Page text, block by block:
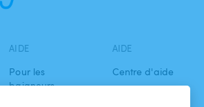
AIDE
Pour les
baigneurs
AIDE
Centre d'aide